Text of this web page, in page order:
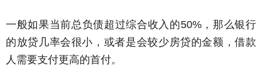
一般如果当前总负债超过综合收入的50%，那么银行
的放贷几率会很小，或者是会较少房贷的金额，借款
人需要支付更高的首付。